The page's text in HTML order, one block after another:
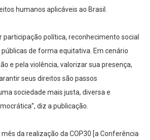
humanos aplicáveis ao Brasil.
participação política, reconhecimento social
de forma equitativa. Em cenário
e pela violência, valorizar sua presença,
seus direitos são passos
sociedade mais justa, diversa e
diz a publicação.
da realização da COP30 [a Conferência